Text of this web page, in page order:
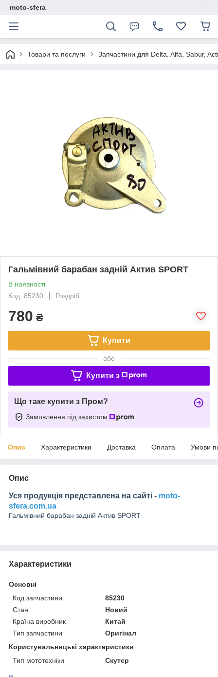
moto-sfera
Товари та послуги Запчастини для Delta, Alfa, Sabur,
Гальмівний барабан задній Актив SPORT
В наявності
Код: 85230
Роздріб
780 ₴
Купити
або
Купити з
Що таке купити з Пром?
Замовлення під захистом
Опис Характеристики Доставка Оплата Умови
Опис
Уся продукція представлена на сайті - moto-
sfera.com.ua
Гальмівний барабан задній Актив SPORT
Характеристики
Основні
Код запчастини
85230
Стан
Новий
Країна виробник
Китай
Тип запчастини
Оригінал
Користувальницькі характеристики
Тип мототехніки
Скутер